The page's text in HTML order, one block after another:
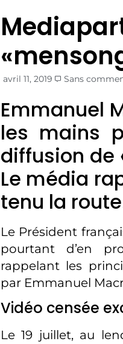
avril 11, 2019 Sans
Emmanuel
les mains
diffusion de
Le média
tenu la
Le Président
pourtant d’en
rappelant les
par Emmanuel
Vidéo censée
Le 19 juillet, au